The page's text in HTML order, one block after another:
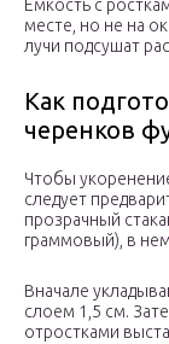
Емкость с
месте, но не на
лучи подсушат
Как
черенков
Чтобы
следует
прозрачный
граммовый), в
Вначале
слоем 1,5 см.
отростками